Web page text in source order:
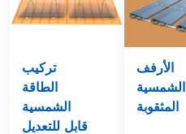
تركيب
الطاقة
الشمسية
قابل للتعديل
الأرفف
الشمسية
المثقوبة